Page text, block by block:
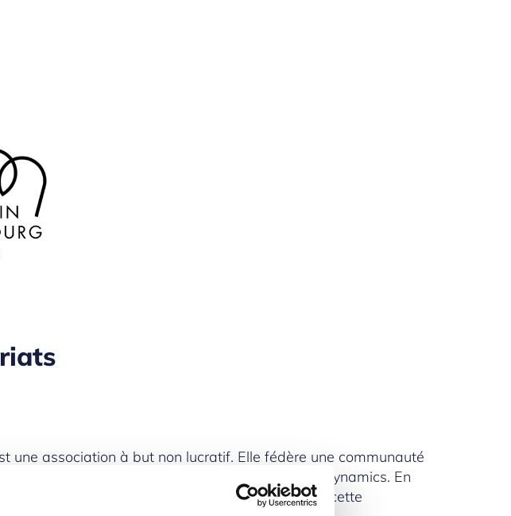
une association à but non lucratif. Elle fédère une communauté
informatiques formant l’écosystème Dynamics. En
pour Prodware de devenir partenaire de cette